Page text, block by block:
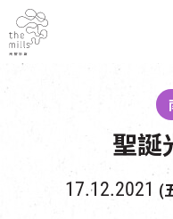
所有活動
世界之約
聖誕
17.12.2021 (